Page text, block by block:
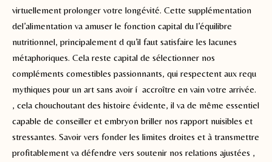
virtuellement prolonger votre longévité. Cette supplémentation
del’alimentation va amuser le fonction capital du l’équilibre
nutritionnel, principalement d qu’il faut satisfaire les lacunes
métaphoriques. Cela reste capital de sélectionner nos
compléments comestibles passionnants, qui respectent aux requ
mythiques pour un art sans avoir í accroître en vain votre arrivée.
, cela chouchoutant des histoire évidente, il va de même essentiel
capable de conseiller et embryon briller nos rapport nuisibles et
stressantes. Savoir vers fonder les limites droites et à transmettre
profitablement va défendre vers soutenir nos relations ajustées ,